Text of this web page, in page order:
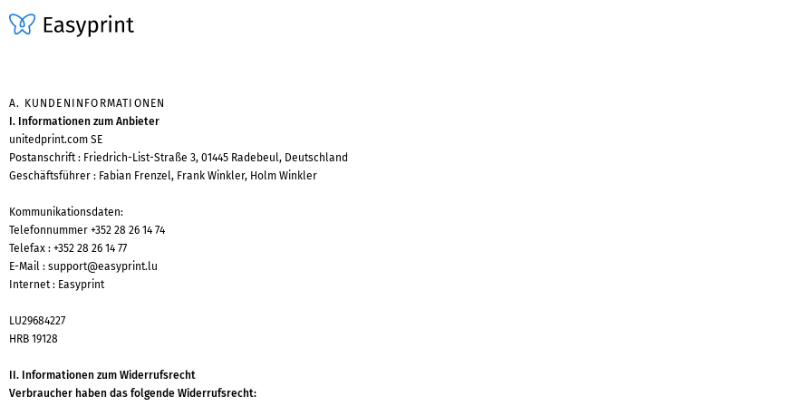
A. KUNDENINFORMATIONEN
I. Informationen zum Anbieter
unitedprint.com SE
Postanschrift : Friedrich-List-Straße 3, 01445 Radebeul, Deutschland
Geschäftsführer : Fabian Frenzel, Frank Winkler, Holm Winkler
Kommunikationsdaten:
Telefonnummer +352 28 26 14 74
Telefax : +352 28 26 14 77
E-Mail : support@easyprint.lu
Internet : Easyprint
LU29684227
HRB 19128
II. Informationen zum Widerrufsrecht
Verbraucher haben das folgende Widerrufsrecht: